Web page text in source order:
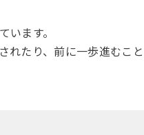
ます。
れたり、前に一歩進むこ